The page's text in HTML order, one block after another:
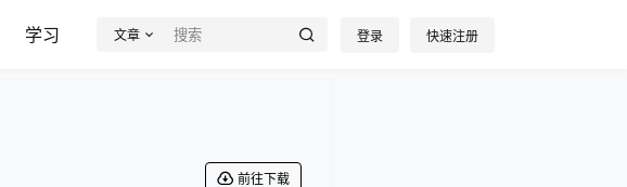
学习 文章 登录 快速注册
前往下载